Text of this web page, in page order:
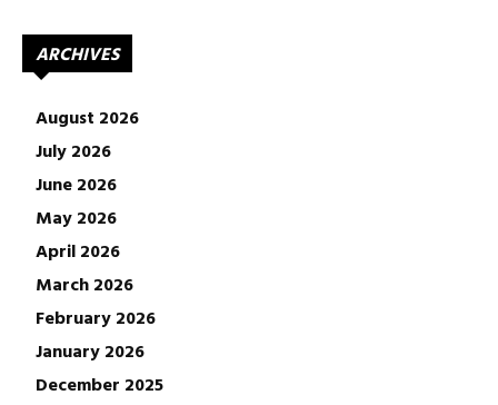
ARCHIVES
August 2026
July 2026
June 2026
May 2026
April 2026
March 2026
February 2026
January 2026
December 2025